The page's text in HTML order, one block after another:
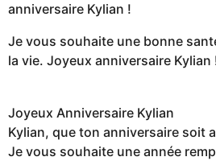
anniversaire Kylian !
Je vous souhaite une bonne
la vie. Joyeux anniversaire Kylian
Joyeux Anniversaire Kylian
Kylian, que ton anniversaire soit
Je vous souhaite une année